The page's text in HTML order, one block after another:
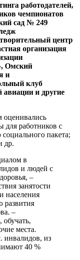
работодателей,
чемпионатов
сад № 249
центр
организация
Омский
и
клуб
и другие
оценивались
для работников с
пакета;
др.
в
и людей с
–
занятости
населения
развития
–
места.
инвалидов, из
40 %